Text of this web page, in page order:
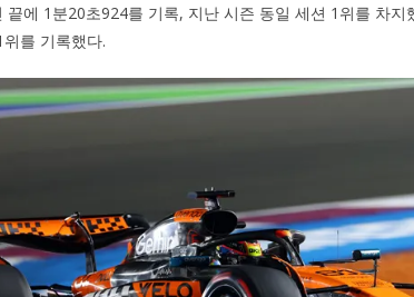
끝에 1분20초924를 기록, 지난 시즌 동일 세션 1위를 차
를 기록했다.